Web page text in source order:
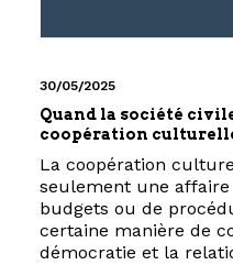
30/05/2025
Quand la société
coopération
La coopération
seulement une
budgets ou de
certaine manière de
démocratie et la